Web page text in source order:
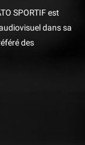
SPORTIF est
dans sa
des